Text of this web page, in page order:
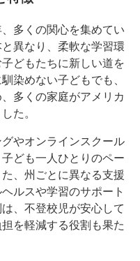
多くの関心を集めてい
異なり、柔軟な学習環
どもたちに新しい道を
染めない子どもでも、
多くの家庭がアメリカ
た。
やオンラインスクール
ども一人ひとりのペー
、州ごとに異なる支援
ルスや学習のサポート
、不登校児が安心して
を軽減する役割も果た